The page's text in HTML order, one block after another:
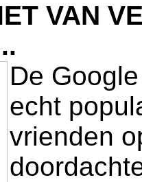
VAN
De
echt
vrienden